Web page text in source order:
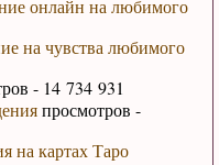
онлайн на любимого
на чувства любимого
- 14 734 931
просмотров -
на картах Таро